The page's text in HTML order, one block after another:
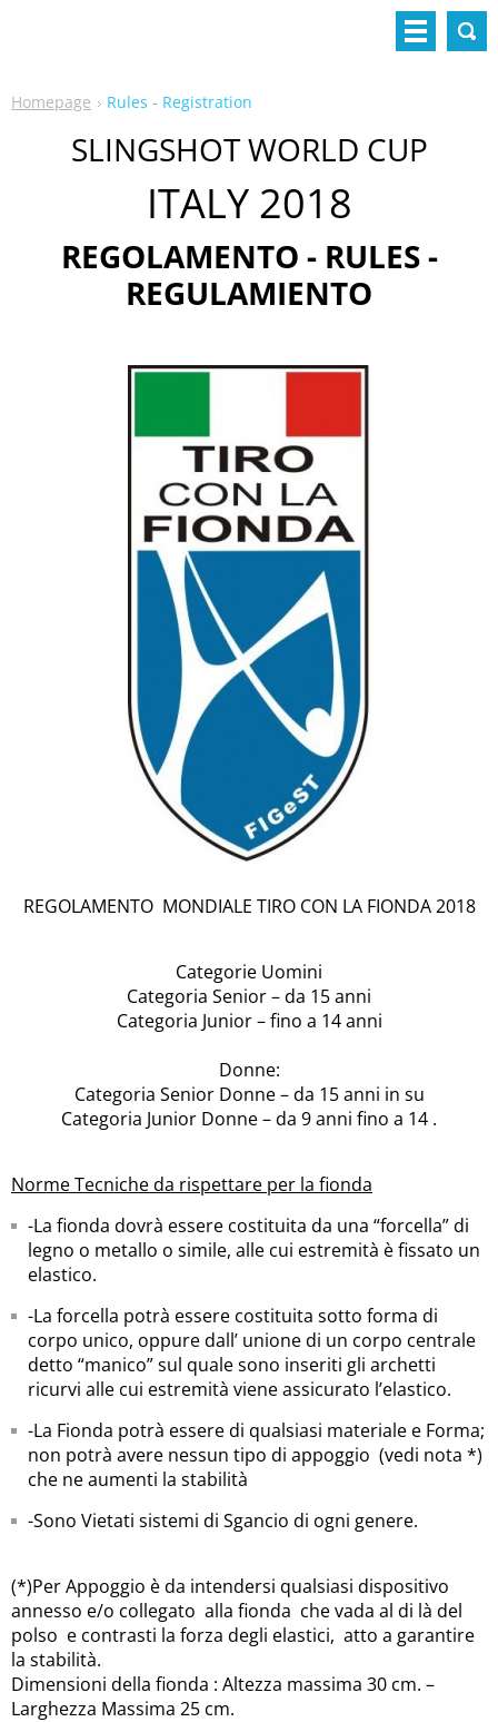
Homepage Rules - Registration
SLINGSHOT WORLD CUP
ITALY 2018
REGOLAMENTO - RULES -
REGULAMIENTO
REGOLAMENTO MONDIALE TIRO CON LA FIONDA 2018
Categorie Uomini
Categoria Senior – da 15 anni
Categoria Junior – fino a 14 anni
Donne:
Categoria Senior Donne – da 15 anni in su
Categoria Junior Donne – da 9 anni fino a 14 .
Norme Tecniche da rispettare per la fionda
-La fionda dovrà essere costituita da una “forcella” di
legno o metallo o simile, alle cui estremità è fissato un
elastico.
-La forcella potrà essere costituita sotto forma di
corpo unico, oppure dall’ unione di un corpo centrale
detto “manico” sul quale sono inseriti gli archetti
ricurvi alle cui estremità viene assicurato l’elastico.
-La Fionda potrà essere di qualsiasi materiale e Forma;
non potrà avere nessun tipo di appoggio (vedi nota *)
che ne aumenti la stabilità
-Sono Vietati sistemi di Sgancio di ogni genere.
(*)Per Appoggio è da intendersi qualsiasi dispositivo
annesso e/o collegato alla fionda che vada al di là del
polso e contrasti la forza degli elastici, atto a garantire
la stabilità.
Dimensioni della fionda : Altezza massima 30 cm. –
Larghezza Massima 25 cm.